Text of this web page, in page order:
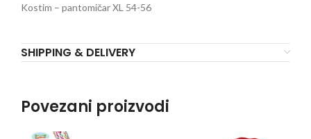
Kostim – pantomičar XL 54-56
SHIPPING & DELIVERY
Povezani proizvodi